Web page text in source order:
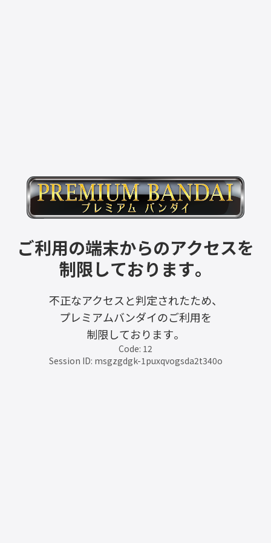
ご利用の端末からのアクセスを
制限しております。
不正なアクセスと判定されたため、
プレミアムバンダイのご利用を
制限しております。
Code: 12
Session ID: msgzgdgk-1puxqvogsda2t340o